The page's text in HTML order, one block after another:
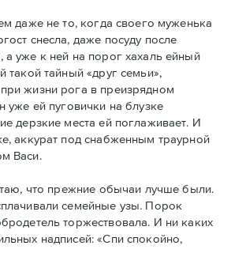
даже не то, когда своего муженька
снесла, даже посуду после
уже к ней на порог хахаль ейный
такой тайный «друг семьи»,
жизни рога в преизрядном
уже ей пуговички на блузке
дерзкие места ей поглаживает. И
аккурат под снабженным траурной
Васи.
что прежние обычаи лучше были.
семейные узы. Порок
торжествовала. И ни каких
надписей: «Спи спокойно,